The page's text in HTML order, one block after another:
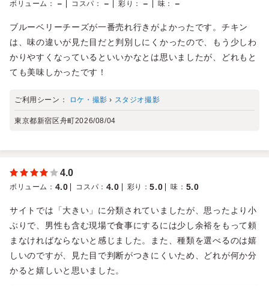
ボリューム ： － コスパ ： － 彩り ： － 味 ： －
ブルーベリーチーズが一番売れ行きがよかったです。チキン
は、味の違いが見た目だと判別しにくかったので、もう少しわ
かりやすくなっているといいかなとは思いましたが、どれもと
ても美味しかったです！
ご利用シーン： ロケ・撮影 › スタジオ撮影
東京都新宿区舟町2026/08/04
4.0
ボリューム ： 4.0 コスパ ： 4.0 彩り ：5.0 味 ： 5.0
サイトでは「大きい」に分類されていましたが、思ったより小
ぶりで、男性も含む現場で食事にするには少し余裕をもって頼
まなければならないと感じました。また、種類を選べるのは嬉
しいのですが、見た目で判断がつきにくいため、どれが何か分
かると嬉しいと思いました。